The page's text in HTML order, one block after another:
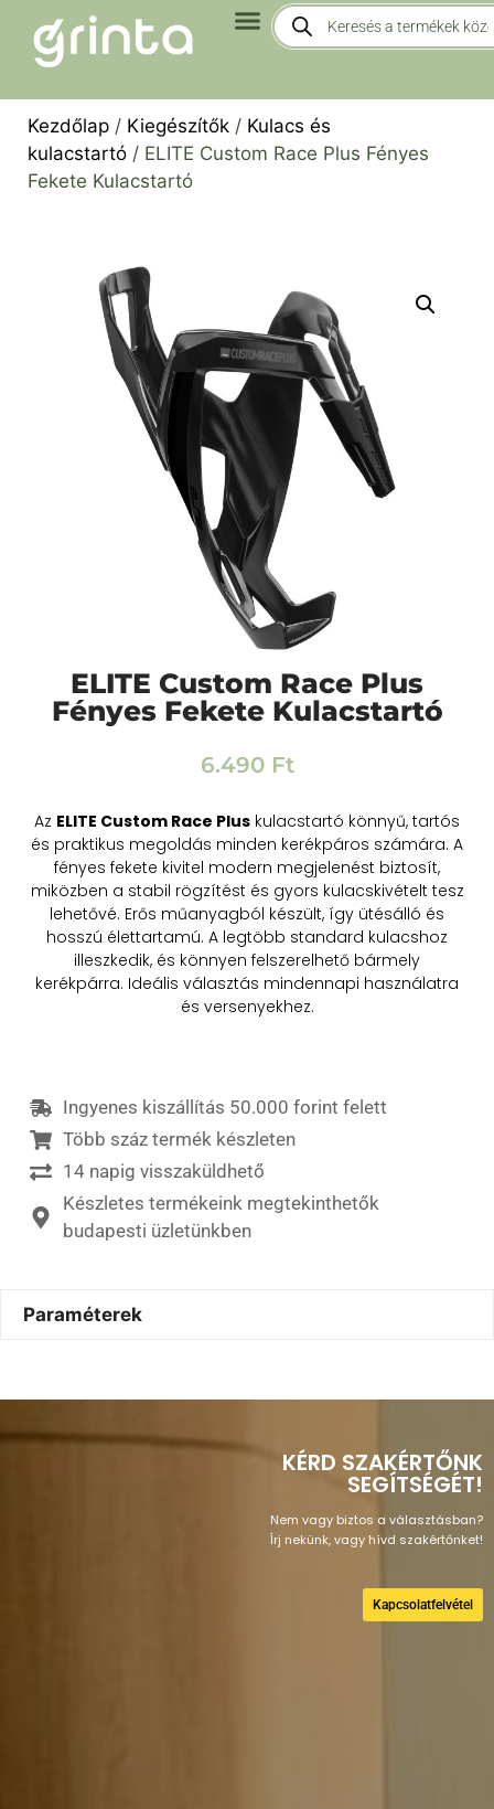
Kezdőlap / Kiegészítők / Kulacs és
kulacstartó / ELITE Custom Race Plus Fényes
Fekete Kulacstartó
ELITE Custom Race Plus
Fényes Fekete Kulacstartó
6.490 Ft
Az ELITE Custom Race Plus kulacstartó könnyű, tartós
és praktikus megoldás minden kerékpáros számára. A
fényes fekete kivitel modern megjelenést biztosít,
miközben a stabil rögzítést és gyors kulacskivételt tesz
lehetővé. Erős műanyagból készült, így ütésálló és
hosszú élettartamú. A legtöbb standard kulacshoz
illeszkedik, és könnyen felszerelhető bármely
kerékpárra. Ideális választás mindennapi használatra
és versenyekhez.
Ingyenes kiszállítás 50.000 forint felett
Több száz termék készleten
14 napig visszaküldhető
Készletes termékeink megtekinthetők
budapesti üzletünkben
Paraméterek
KÉRD SZAKÉRTŐNK
SEGÍTSÉGÉT!
Nem vagy biztos a választásban?
Írj nekünk, vagy hívd szakértőnket!
Kapcsolatfelvétel